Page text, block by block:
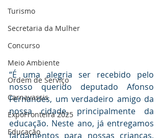
Turismo
Secretaria da Mulher
Concurso
Meio Ambiente
Ordem de Serviço
Carnavassis
ExpoFronteira 2025
Educação
“É uma alegria ser recebido pelo
nosso querido deputado Afonso
Fernandes, um verdadeiro amigo da
nossa cidade, principalmente da
educação. Neste ano, já entregamos
fardamentos para nossas crianças,